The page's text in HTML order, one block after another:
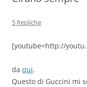
5 Repliche
[youtube=http://
da qui.
Questo di Guccini mi